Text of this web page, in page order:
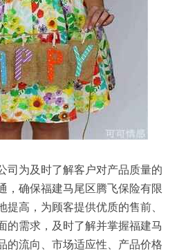
司为及时了解客户对产品质量的
，确保福建马尾区腾飞保险有限
提高，为顾客提供优质的售前、
的需求，及时了解并掌握福建马
的流向、市场适应性、产品价格